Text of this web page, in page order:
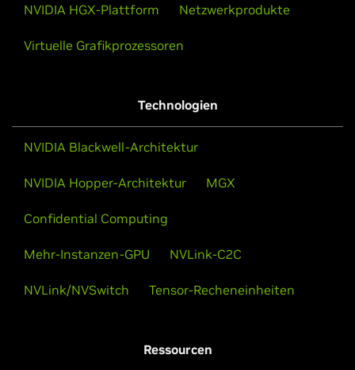
NVIDIA HGX-Plattform Netzwerkprodukte
Virtuelle Grafikprozessoren
Technologien
NVIDIA Blackwell-Architektur
NVIDIA Hopper-Architektur MGX
Confidential Computing
Mehr-Instanzen-GPU NVLink-C2C
NVLink/NVSwitch Tensor-Recheneinheiten
Ressourcen